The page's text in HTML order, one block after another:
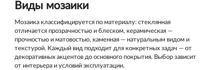
Виды мозаики
Мозаика классифицируется по материалу: стеклянная
отличается прозрачностью и блеском, керамическая —
прочностью и матовостью, каменная — натуральным видом и
текстурой. Каждый вид подходит для конкретных задач — от
декоративных акцентов до основного покрытия. Выбор зависит
от интерьера и условий эксплуатации.